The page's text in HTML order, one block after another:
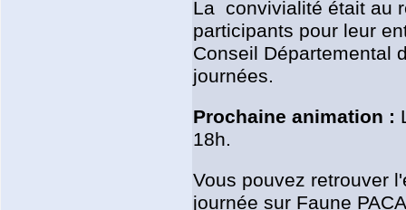
La convivialité était au
participants pour leur
Conseil Départemental
journées.
Prochaine animation :
18h.
Vous pouvez retrouver
journée sur Faune